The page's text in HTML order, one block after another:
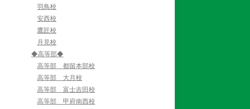
羽鳥校
安西校
鷹匠校
月見校
◆高等部◆
高等部 都留本部校
高等部 大月校
高等部 富士吉田校
高等部 甲府南西校